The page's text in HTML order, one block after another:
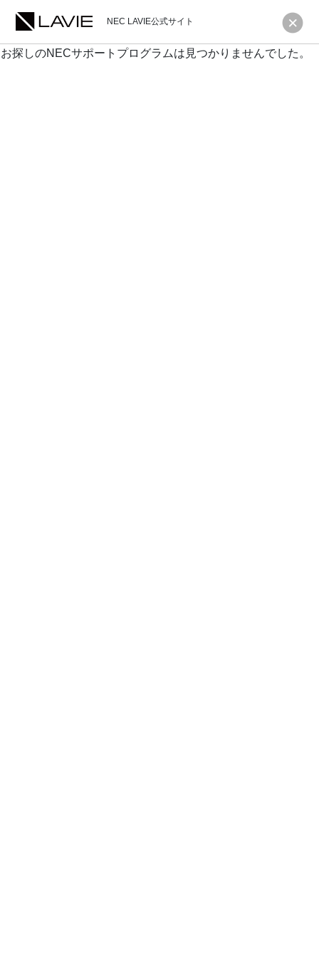
NEC LAVIE公式サイト
お探しのNECサポートプログラムは見つかりませんでした。